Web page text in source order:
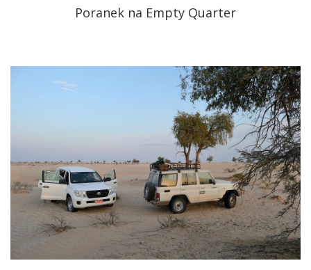
Poranek na Empty Quarter